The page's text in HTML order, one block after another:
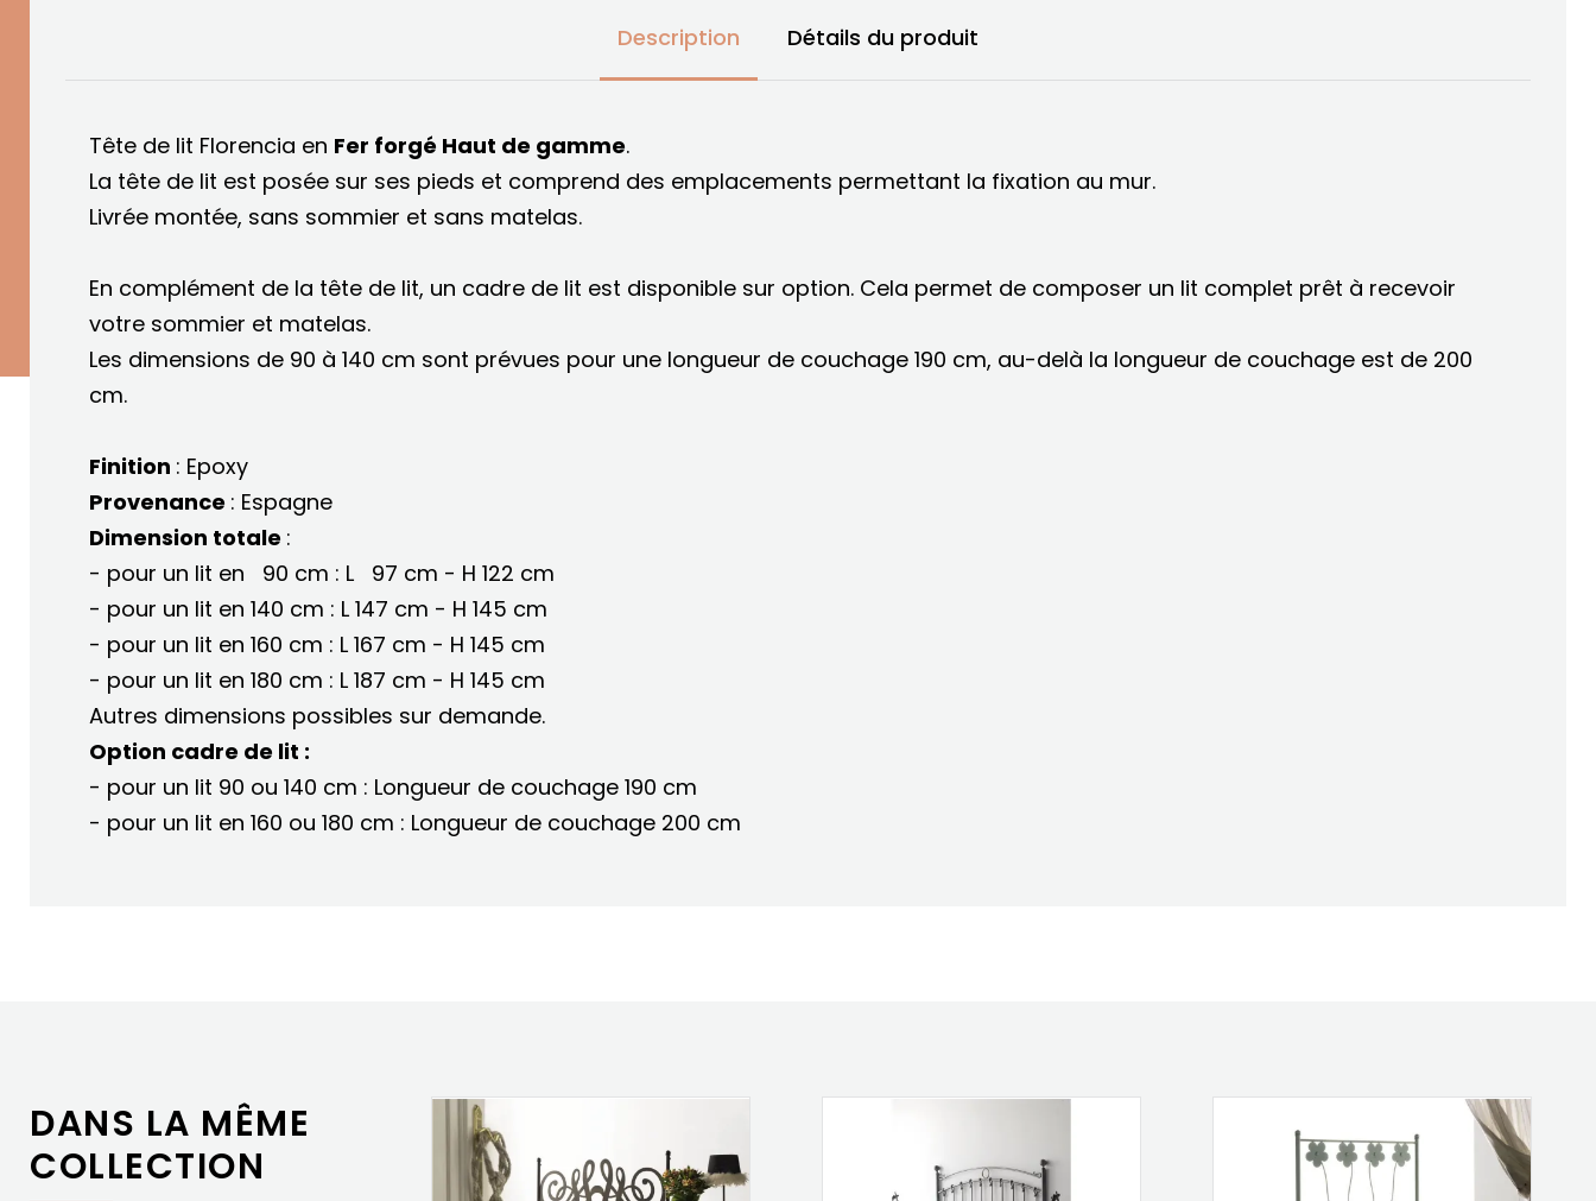
Description
Tête de lit Florencia en Fer forgé Haut de gamme.
La tête de lit est posée sur ses pieds et comprend des emplacements permettant la fixation au mur.
Livrée montée, sans sommier et sans matelas.
En complément de la tête de lit, un cadre de lit est disponible sur option. Cela permet de composer un lit complet prêt à recevoir
votre sommier et matelas.
Les dimensions de 90 à 140 cm sont prévues pour une longueur de couchage 190 cm, au-delà la longueur de couchage est de 200
cm.
Finition : Epoxy
Provenance : Espagne
Dimension totale :
- pour un lit en 90 cm : L 97 cm - H 122 cm
- pour un lit en 140 cm : L 147 cm - H 145 cm
- pour un lit en 160 cm : L 167 cm - H 145 cm
- pour un lit en 180 cm : L 187 cm - H 145 cm
Autres dimensions possibles sur demande.
Option cadre de lit :
- pour un lit 90 ou 140 cm : Longueur de couchage 190 cm
- pour un lit en 160 ou 180 cm : Longueur de couchage 200 cm
Détails du produit
DANS LA MÊME
COLLECTION